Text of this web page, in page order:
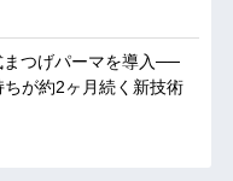
つげパーマを導入──
が約2ヶ月続く新技術